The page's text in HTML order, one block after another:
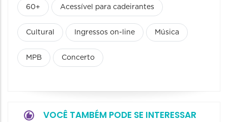
60+ Acessível para cadeirantes
Cultural Ingressos on-line Música
MPB Concerto
VOCÊ TAMBÉM PODE SE INTERESSAR